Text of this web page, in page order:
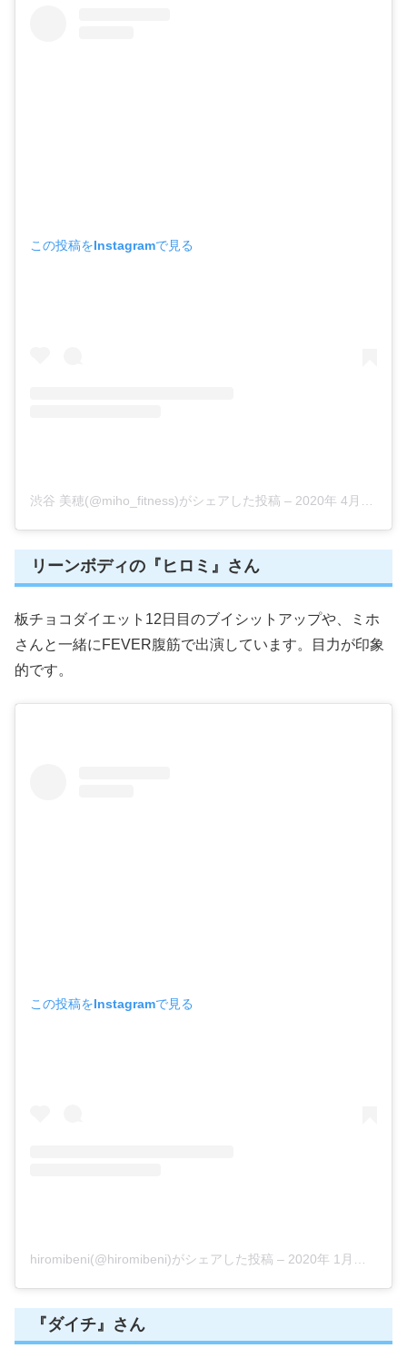
この投稿をInstagramで見る
渋谷 美穂(@miho_fitness)がシェアした投稿 – 2020年 4月月10日午後9時41分PDT
リーンボディの『ヒロミ』さん
板チョコダイエット12日目のブイシットアップや、ミホ
さんと一緒にFEVER腹筋で出演しています。目力が印象
的です。
この投稿をInstagramで見る
hiromibeni(@hiromibeni)がシェアした投稿 – 2020年 1月月17日午後8時00分PST
『ダイチ』さん